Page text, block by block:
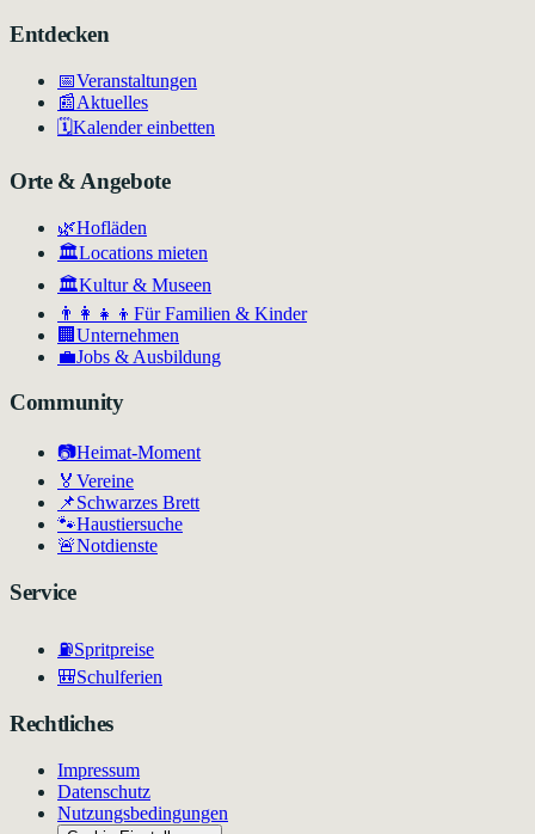
Entdecken
📅Veranstaltungen
📰Aktuelles
🗓️Kalender einbetten
Orte & Angebote
🌿Hofläden
🏛️Locations mieten
🏛Kultur & Museen
👨‍👩‍👧‍👦 Für Familien & Kinder
🏢 Unternehmen
💼Jobs & Ausbildung
Community
📷Heimat-Moment
🏅 Vereine
📌Schwarzes Brett
🐾Haustiersuche
🚨Notdienste
Service
⛽Spritpreise
🎒Schulferien
Rechtliches
Impressum
Datenschutz
Nutzungsbedingungen